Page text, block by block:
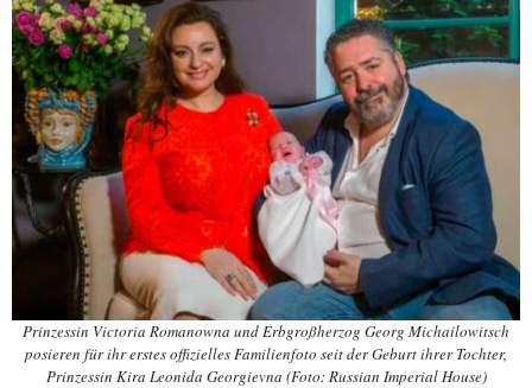
Prinzessin Victoria Romanowna und Erbgroßherzog Georg Michailowitsch
posieren für ihr erstes offizielles Familienfoto seit der Geburt ihrer Tochter,
Prinzessin Kira Leonida Georgievna (Foto: Russian Imperial House)